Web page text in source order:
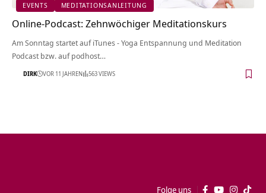
EVENTS MEDITATIONSANLEITUNG
Online-Podcast: Zehnwöchiger Meditationskurs
Am Sonntag startet auf iTunes - Yoga Entspannung und Meditation
Podcast bzw. auf podhost…
DIRK VOR 11 JAHREN 563 VIEWS
Folge uns